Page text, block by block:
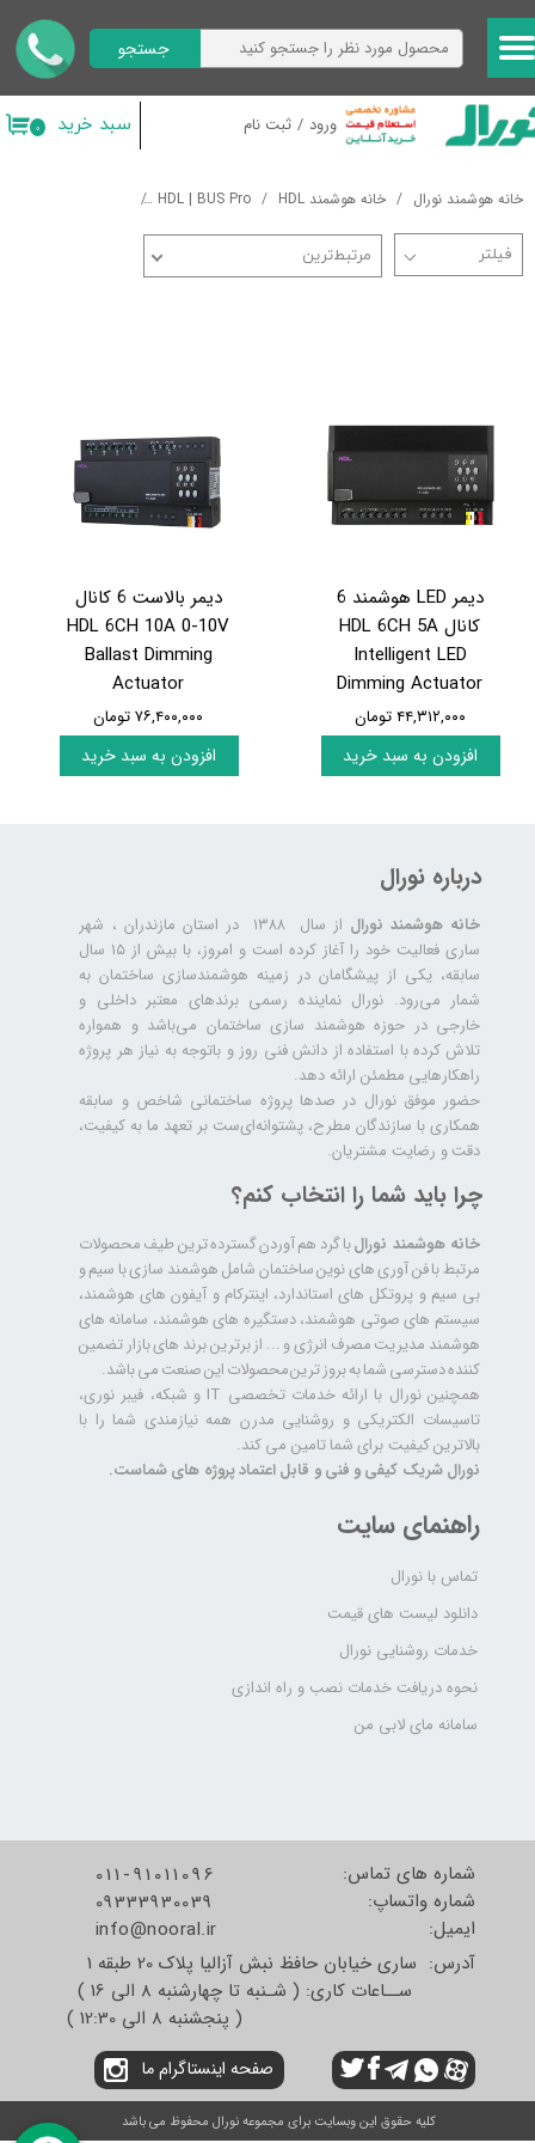
ورود / ثبت نام
حساب کاربری من
تغییر گذر واژه
خروج از حساب کاربری
جستجو
۰ سبد خرید
خانه هوشمند نورال خانه هوشمند HDL HDL | BUS Pro
مرتبط‌ترین
دیمر LED هوشمند 6
کانال HDL 6CH 5A
Intelligent LED
Dimming Actuator
۴۴,۳۱۲,۰۰۰ تومان
افزودن به سبد خرید
دیمر بالاست 6 کانال
HDL 6CH 10A 0-10V
Ballast Dimming
Actuator
۷۶,۴۰۰,۰۰۰ تومان
افزودن به سبد خرید
درباره نورال
خانه هوشمند نورال
از سال ۱۳۸۸ در استان مازندران ، شهر
ساری فعالیت خود را آغاز کرده است و امروز، با بیش از ۱۵ سال
سابقه، یکی از پیشگامان در زمینه هوشمندسازی ساختمان به
شمار می‌رود. نورال نماینده رسمی برندهای معتبر داخلی و
خارجی در حوزه هوشمند سازی ساختمان می‌باشد و همواره
تلاش کرده با استفاده از دانش فنی روز و باتوجه به نیاز هر پروژه
راهکارهایی مطمئن ارائه دهد.
حضور موفق نورال در صدها پروژه‌ ساختمانی شاخص و سابقه
همکاری با سازندگان مطرح، پشتوانه‌ای‌ست بر تعهد ما به کیفیت،
دقت و رضایت مشتریان.
راهنمای سایت
تماس با نورال
دانلود لیست های قیمت
خدمات روشنایی نورال
نحوه دریافت خدمات نصب و راه اندازی
سامانه مای لابی من
چرا باید شما را انتخاب کنم؟
خانه هوشمند نورالبا گرد هم آوردن گسترده ترین طیف محصولات
مرتبط با فن آوری های نوین ساختمان شامل هوشمند سازی با سیم و
بی سیم و پروتکل های استاندارد، اینترکام و آیفون های هوشمند،
سیستم های صوتی هوشمند، دستگیره های هوشمند، سامانه های
هوشمند مدیریت مصرف انرژی و ... از برترین برند های بازار تضمین
کننده دسترسی شما به بروز ترین محصولات این صنعت می باشد.
همچنین نورال با ارائه خدمات تخصصی IT و شبکه، فیبر نوری،
تاسیسات الکتریکی و روشنایی مدرن همه نیازمندی شما را با
بالاترین کیفیت برای شما تامین می کند.
نورال شریک کیفی و فنی و قابل اعتماد پروژه های شماست.
شماره های تماس:
شماره واتساپ:
​​​​​​​ایمیل:
011-91011096
09333930039
info@nooral.ir
آدرس: ساری خیابان حافظ نبش آزالیا پلاک 20 طبقه 1
ســاعات کاری: ( شـنبه تا چهارشنبه 8 الی 16 )
( پنجشنبه 8 الی 12:30 )
صفحه اینستاگرام ما
کلیه حقوق این وبسایت برای مجموعه نورال محفوظ می باشد